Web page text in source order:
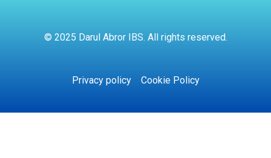
© 2025 Darul Abror IBS. All rights reserved.
Privacy policy Cookie Policy